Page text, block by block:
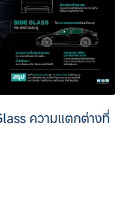
ความแตกต่างที่